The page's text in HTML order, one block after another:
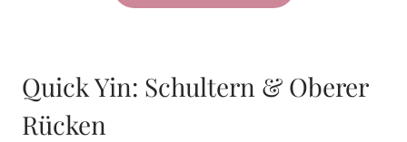
Quick Yin: Schultern & Oberer
Rücken